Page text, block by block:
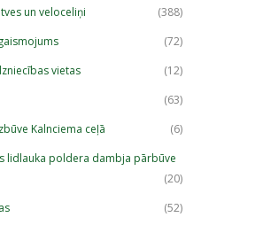
un veloceliņi
(388)
(72)
vietas
(12)
(63)
Kalnciema ceļā
(6)
lidlauka poldera dambja pārbūve
(20)
(52)